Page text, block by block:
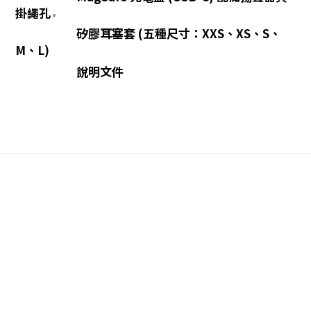
掛繩孔註。
矽膠耳塞套 (五種尺寸：XXS、XS、S、
M、L)
說明文件